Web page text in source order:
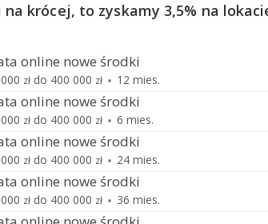
krócej, to zyskamy 3,5% na